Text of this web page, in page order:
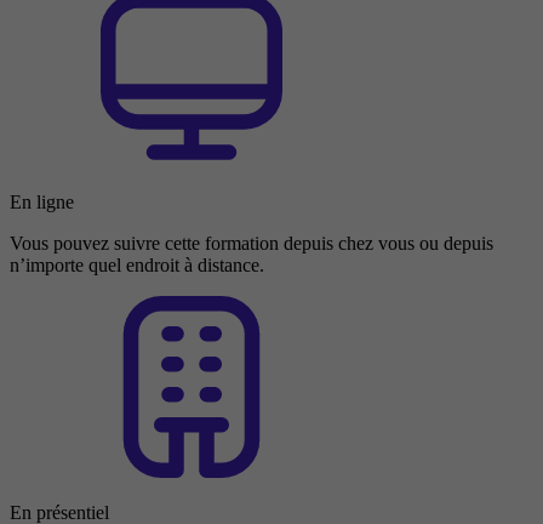
En ligne
Vous pouvez suivre cette formation depuis chez vous ou depuis
n’importe quel endroit à distance.
En présentiel